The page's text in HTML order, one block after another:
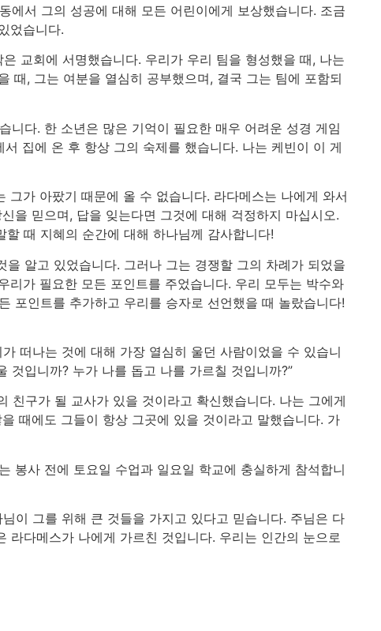
에서 그의 성공에 대해 모든 어린이에게 보상했습니다. 조금
었습니다.
교회에 서명했습니다. 우리가 우리 팀을 형성했을 때, 나는
때, 그는 여분을 열심히 공부했으며, 결국 그는 팀에 포함되
니다. 한 소년은 많은 기억이 필요한 매우 어려운 성경 게임
집에 온 후 항상 그의 숙제를 했습니다. 나는 케빈이 이 게
가 아팠기 때문에 올 수 없습니다. 라다메스는 나에게 와서
을 믿으며, 답을 잊는다면 그것에 대해 걱정하지 마십시오.
때 지혜의 순간에 대해 하나님께 감사합니다!
알고 있었습니다. 그러나 그는 경쟁할 그의 차례가 되었을
가 필요한 모든 포인트를 주었습니다. 우리 모두는 박수와
포인트를 추가하고 우리를 승자로 선언했을 때 놀랐습니다!
떠나는 것에 대해 가장 열심히 울던 사람이었을 수 있습니
것입니까? 누가 나를 돕고 나를 가르칠 것입니까?”
친구가 될 교사가 있을 것이라고 확신했습니다. 나는 그에게
때에도 그들이 항상 그곳에 있을 것이라고 말했습니다. 가
봉사 전에 토요일 수업과 일요일 학교에 충실하게 참석합니
이 그를 위해 큰 것들을 가지고 있다고 믿습니다. 주님은 다
다메스가 나에게 가르친 것입니다. 우리는 인간의 눈으로